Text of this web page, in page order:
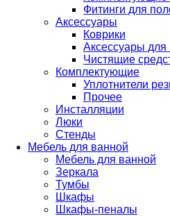
Фитинги для
Аксессуары
Коврики
Аксессуары для
Чистящие
Комплектующие
Уплотнители
Прочее
Инсталляции
Люки
Стенды
Мебель для ванной
Мебель для ванной
Зеркала
Тумбы
Шкафы
Шкафы-пеналы